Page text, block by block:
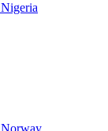
Nigeria
Norway